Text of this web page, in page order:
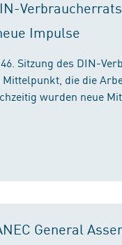
Verbraucherrats
Impulse
Sitzung des DIN-
die die
wurden neue
General